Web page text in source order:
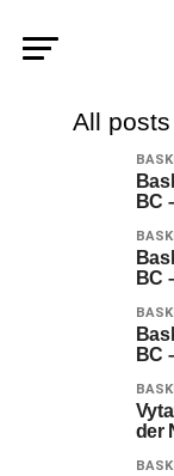
All
BC
BC
BC
der